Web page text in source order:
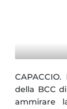
della BCC
ammirare